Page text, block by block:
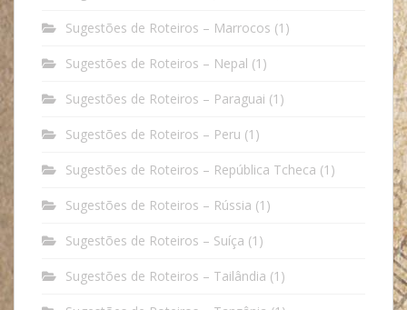
Sugestões de Roteiros – Marrocos (1)
Sugestões de Roteiros – Nepal (1)
Sugestões de Roteiros – Paraguai (1)
Sugestões de Roteiros – Peru (1)
Sugestões de Roteiros – República Tcheca (1)
Sugestões de Roteiros – Rússia (1)
Sugestões de Roteiros – Suíça (1)
Sugestões de Roteiros – Tailândia (1)